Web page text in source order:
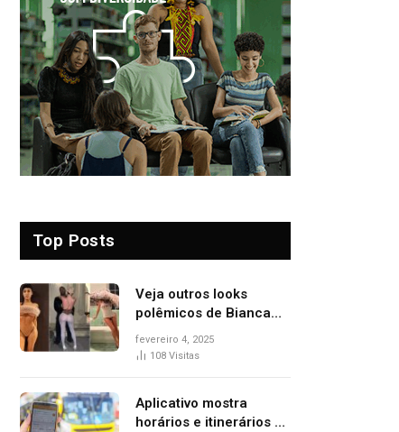
Top Posts
Veja outros looks
polêmicos de Bianca
Censori, esposa de
Kanye West que
fevereiro 4, 2025
108 Visitas
Aplicativo mostra
horários e itinerários de